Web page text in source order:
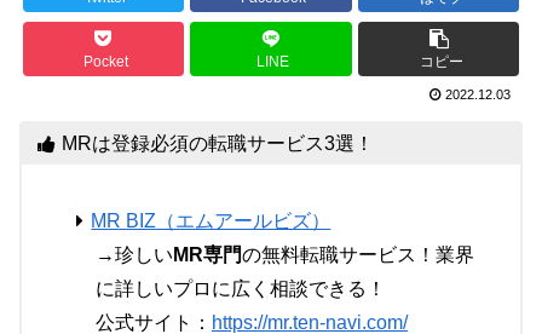
Pocket LINE コピー
2022.12.03
MRは登録必須の転職サービス3選！
MR BIZ（エムアールビズ）
→珍しい MR専門の無料転職サービス！業界
に詳しいプロに広く相談できる！
公式サイト： https://mr.ten-navi.com/